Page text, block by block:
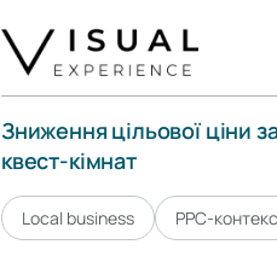
Зниження цільової ціни
квест-кімнат
Local business PPC-